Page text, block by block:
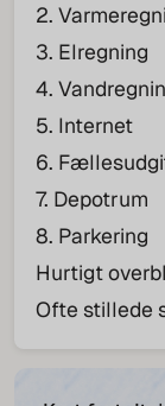
2.
3. Elregning
4.
5. Internet
6.
7. Depotrum
8. Parkering
Hurtigt
Ofte stillede